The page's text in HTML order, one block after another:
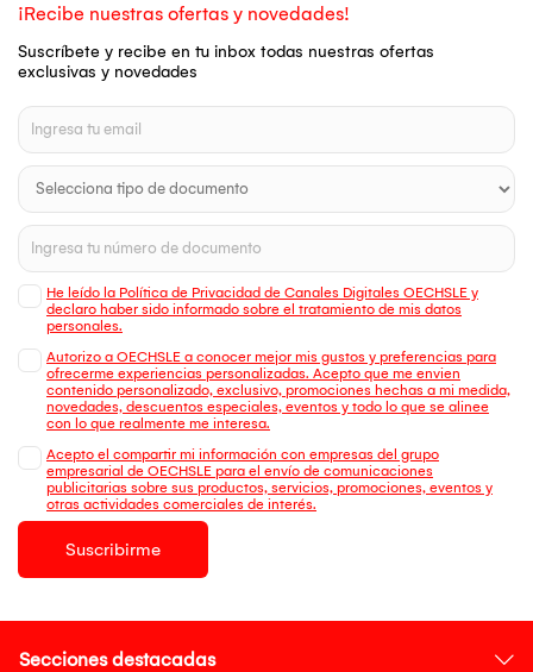
¡Recibe nuestras ofertas y novedades!
Suscríbete y recibe en tu inbox todas nuestras ofertas
exclusivas y novedades
He leído la Política de Privacidad de Canales Digitales OECHSLE y
declaro haber sido informado sobre el tratamiento de mis datos
personales.
Autorizo a OECHSLE a conocer mejor mis gustos y preferencias para
ofrecerme experiencias personalizadas. Acepto que me envien
contenido personalizado, exclusivo, promociones hechas a mi medida,
novedades, descuentos especiales, eventos y todo lo que se alinee
con lo que realmente me interesa.
Acepto el compartir mi información con empresas del grupo
empresarial de OECHSLE para el envío de comunicaciones
publicitarias sobre sus productos, servicios, promociones, eventos y
otras actividades comerciales de interés.
Suscribirme
Secciones destacadas